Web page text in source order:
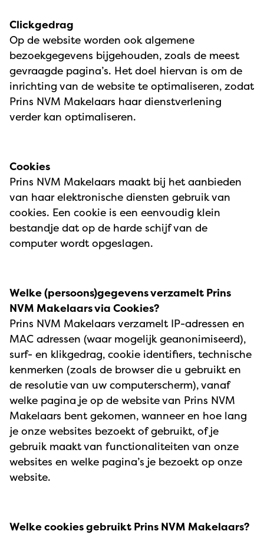
Clickgedrag
Op de website worden ook algemene
bezoekgegevens bijgehouden, zoals de meest
gevraagde pagina’s. Het doel hiervan is om de
inrichting van de website te optimaliseren, zodat
Prins NVM Makelaars haar dienstverlening
verder kan optimaliseren.
Cookies
Prins NVM Makelaars maakt bij het aanbieden
van haar elektronische diensten gebruik van
cookies. Een cookie is een eenvoudig klein
bestandje dat op de harde schijf van de
computer wordt opgeslagen.
Welke (persoons)gegevens verzamelt Prins
NVM Makelaars via Cookies?
Prins NVM Makelaars verzamelt IP-adressen en
MAC adressen (waar mogelijk geanonimiseerd),
surf- en klikgedrag, cookie identifiers, technische
kenmerken (zoals de browser die u gebruikt en
de resolutie van uw computerscherm), vanaf
welke pagina je op de website van Prins NVM
Makelaars bent gekomen, wanneer en hoe lang
je onze websites bezoekt of gebruikt, of je
gebruik maakt van functionaliteiten van onze
websites en welke pagina’s je bezoekt op onze
website.
Welke cookies gebruikt Prins NVM Makelaars?